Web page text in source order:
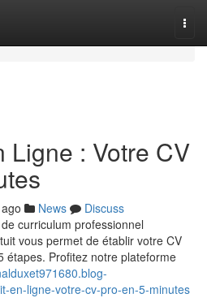
Ligne : Votre CV
News
Discuss
curriculum professionnel
vous permet de établir votre CV
étapes. Profitez notre plateforme
en-ligne-votre-cv-pro-en-5-minutes